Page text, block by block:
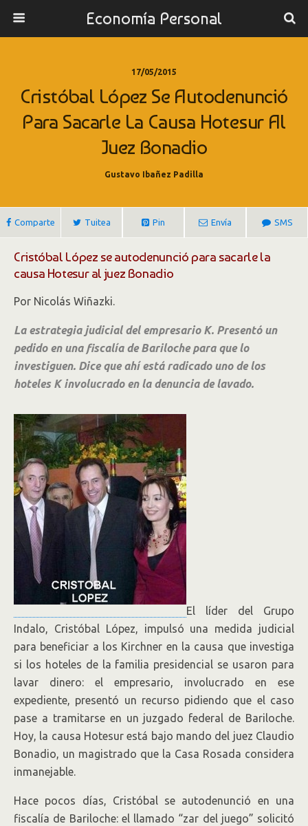
Economía Personal
17/05/2015
Cristóbal López Se Autodenunció
Para Sacarle La Causa Hotesur Al
Juez Bonadio
Gustavo Ibañez Padilla
Comparte Tuitea Pin Envía SMS
Cristóbal López se autodenunció para sacarle la
causa Hotesur al juez Bonadio
Por Nicolás Wiñazki.
La estrategia judicial del empresario K. Presentó un
pedido en una fiscalía de Bariloche para que lo
investiguen. Dice que ahí está radicado uno de los
hoteles K involucrado en la denuncia de lavado.
El líder del Grupo
Indalo, Cristóbal López, impulsó una medida judicial
para beneficiar a los Kirchner en la causa que investiga
si los hoteles de la familia presidencial se usaron para
lavar dinero: el empresario, involucrado en ese
expediente, presentó un recurso pidiendo que el caso
pase a tramitarse en un juzgado federal de Bariloche.
Hoy, la causa Hotesur está bajo mando del juez Claudio
Bonadio, un magistrado que la Casa Rosada considera
inmanejable.
Hace pocos días, Cristóbal se autodenunció en una
fiscalía de Bariloche: el llamado “zar del juego” solicitó